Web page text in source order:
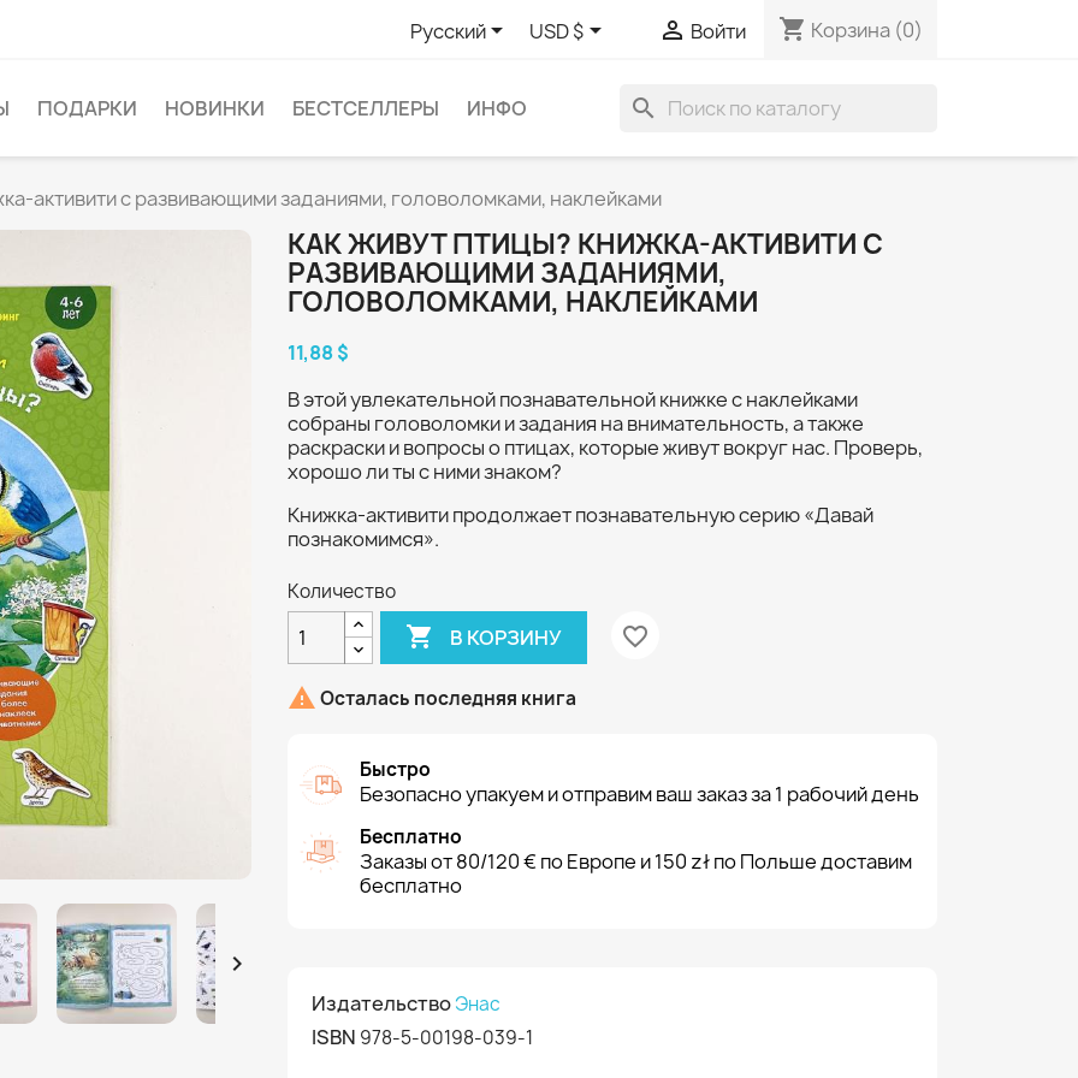
Русский USD $  Войти shopping_cart Корзина (0)
ПОДАРКИ НОВИНКИ БЕСТСЕЛЛЕРЫ ИНФО search
активити с развивающими заданиями, головоломками, наклейками

КАК ЖИВУТ ПТИЦЫ? КНИЖКА-АКТИВИТИ С
РАЗВИВАЮЩИМИ ЗАДАНИЯМИ,
ГОЛОВОЛОМКАМИ, НАКЛЕЙКАМИ
11,88 $
В этой увлекательной познавательной книжке с наклейками
собраны головоломки и задания на внимательность, а также
раскраски и вопросы о птицах, которые живут вокруг нас. Проверь,
хорошо ли ты с ними знаком?
Книжка-активити продолжает познавательную серию «Давай
познакомимся».
Количество
 В КОРЗИНУ favorite_border
 Осталась последняя книга
Быстро
Безопасно упакуем и отправим ваш заказ за 1 рабочий день
Бесплатно
Заказы от 80/120 € по Европе и 150 zł по Польше доставим
бесплатно
ИздательствоЭнас
ISBN 978-5-00198-039-1